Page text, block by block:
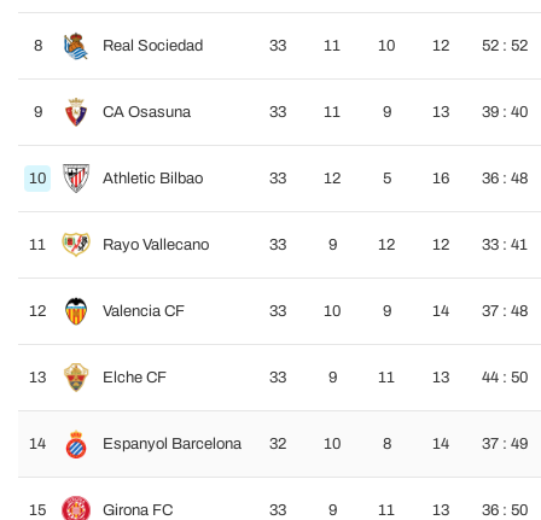
8 Real Sociedad 33 11 10 12 52 : 52
9 CA Osasuna 33 11 9 13 39 : 40
10 Athletic Bilbao 33 12 5 16 36 : 48
11 Rayo Vallecano 33 9 12 12 33 : 41
12 Valencia CF 33 10 9 14 37 : 48
13 Elche CF 33 9 11 13 44 : 50
14 Espanyol Barcelona 32 10 8 14 37 : 49
15 Girona FC 33 9 11 13 36 : 50